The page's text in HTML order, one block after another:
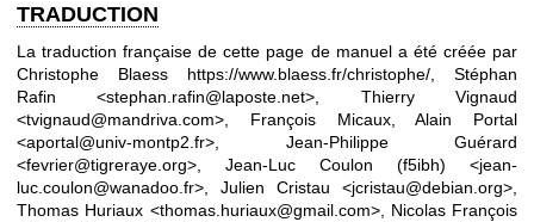
TRADUCTION
La traduction française de cette page de manuel a été créée par
Christophe Blaess https://www.blaess.fr/christophe/ , Stéphan
Rafin <stephan.rafin@laposte.net>, Thierry Vignaud
<tvignaud@mandriva.com>, François Micaux, Alain Portal
<aportal@univ-montp2.fr>, Jean-Philippe Guérard
<fevrier@tigreraye.org>, Jean-Luc Coulon (f5ibh) <jean-
luc.coulon@wanadoo.fr>, Julien Cristau <jcristau@debian.org>,
Thomas Huriaux <thomas.huriaux@gmail.com>, Nicolas François